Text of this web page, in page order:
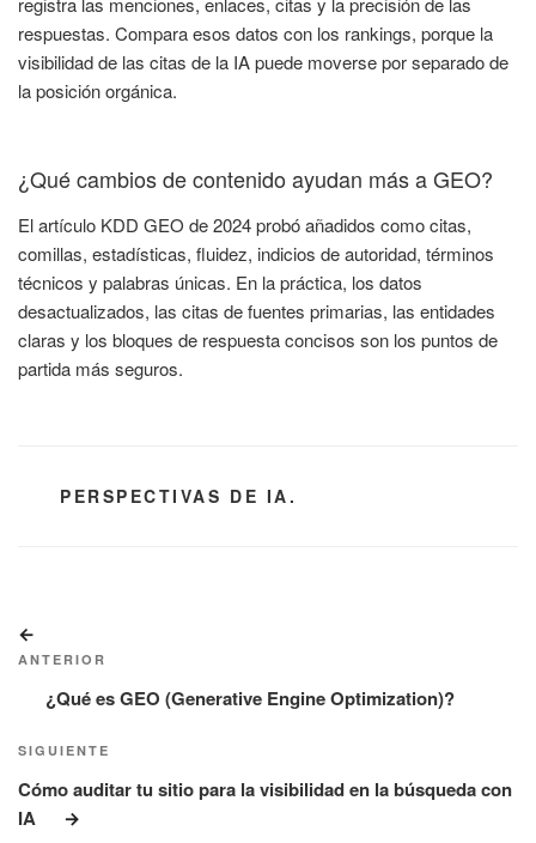
respuestas. Compara esos datos con los rankings, porque la
visibilidad de las citas de la IA puede moverse por separado de
la posición orgánica.
¿Qué cambios de contenido ayudan más a GEO?
El artículo KDD GEO de 2024 probó añadidos como citas,
comillas, estadísticas, fluidez, indicios de autoridad, términos
técnicos y palabras únicas. En la práctica, los datos
desactualizados, las citas de fuentes primarias, las entidades
claras y los bloques de respuesta concisos son los puntos de
partida más seguros.
CATEGORÍAS
PERSPECTIVAS DE IA.
de
entradas
anterior:
ANTERIOR
¿Qué es GEO (Generative Engine Optimization)?
Siguiente
entrada
SIGUIENTE
Cómo auditar tu sitio para la visibilidad en la búsqueda con
IA